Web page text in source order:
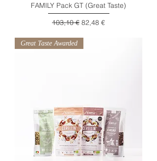
FAMILY Pack GT (Great Taste)
Preço normal
103,10 € Preço promocional
82,48 €
Great Taste Awarded